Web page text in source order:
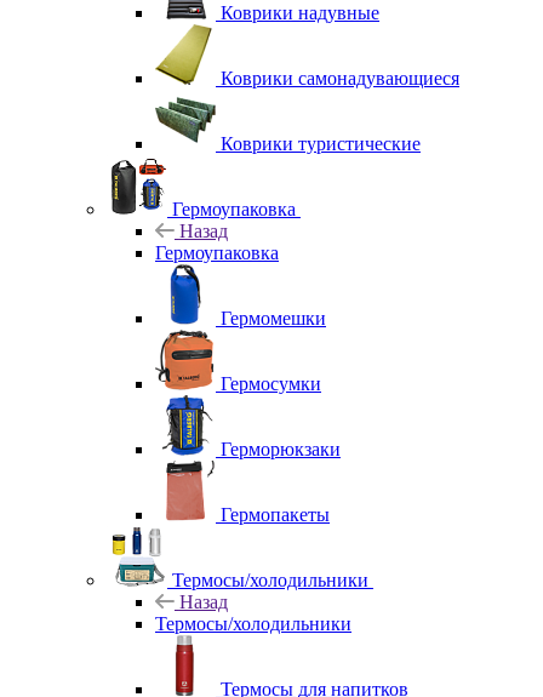
Коврики надувные
Коврики самонадувающиеся
Коврики туристические
Гермоупаковка
Назад
Гермоупаковка
Гермомешки
Гермосумки
Герморюкзаки
Гермопакеты
Термосы/холодильники
Назад
Термосы/холодильники
Термосы для напитков